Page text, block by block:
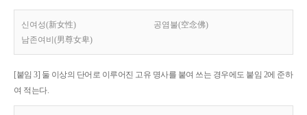
신여성(新女性)
공염불(空念佛)
남존여비(男尊女卑)
[붙임 3] 둘 이상의 단어로 이루어진 고유 명사를 붙여 쓰는 경우에도 붙임 2에 준하
여 적는다.